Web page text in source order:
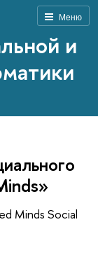
Меню
и
Minds Social